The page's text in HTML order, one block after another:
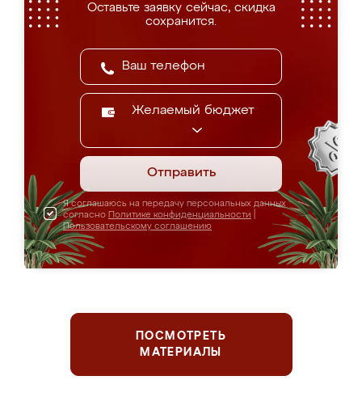
Оставьте заявку сейчас, скидка
сохранится.
Желаемый бюджет
Отправить
Я соглашаюсь на передачу персональных данных
согласно Политике конфиденциальности
Пользовательскому соглашению
ПОСМОТРЕТЬ
МАТЕРИАЛЫ